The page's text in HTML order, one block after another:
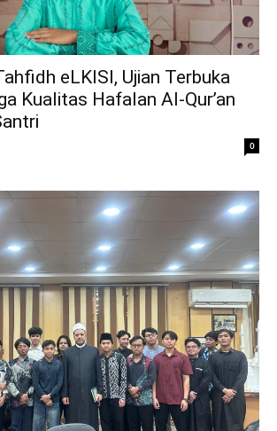
eLKISI, Ujian Terbuka
Kualitas Hafalan Al-Qur’an
0